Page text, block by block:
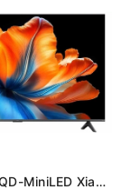
Google Tivi QD-MiniLED Xiaomi S 4K 75 inch L75MC-SSEA (Mới 2026)